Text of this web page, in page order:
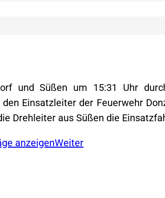
und Süßen um 15:31 Uhr
Einsatzleiter der Feuerwehr
Drehleiter aus Süßen die
anzeigenWeiter